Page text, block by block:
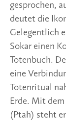
gesprochen,
deutet die
Gelegentlich
Sokar einen
Totenbuch.
eine
Totenritual
Erde. Mit
(Ptah) steht